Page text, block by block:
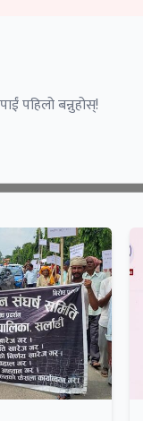
पहिलो बन्नुहोस्!